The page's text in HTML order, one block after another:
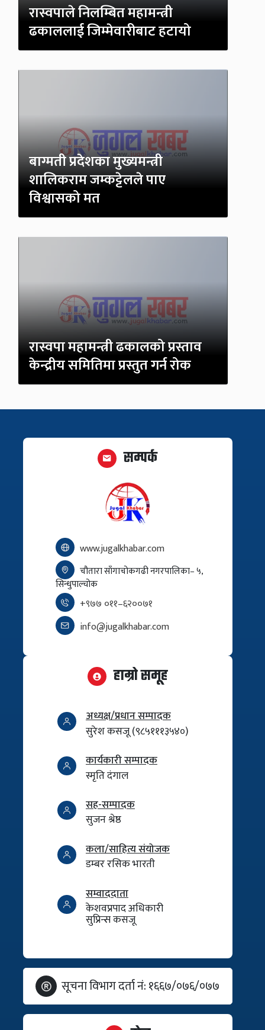
रास्वपाले निलम्बित महामन्त्री
ढकाललाई जिम्मेवारीबाट हटायो
बाग्मती प्रदेशका मुख्यमन्त्री
शालिकराम जम्कट्टेलले पाए
विश्वासको मत
रास्वपा महामन्त्री ढकालको प्रस्ताव
केन्द्रीय समितिमा प्रस्तुत गर्न रोक
सम्पर्क
www.jugalkhabar.com
चौतारा साँगाचोकगढी नगरपालिका– ५,
सिन्धुपाल्चोक
+९७७ ०११–६२००७१
info@jugalkhabar.com
हाम्रो समूह
अध्यक्ष/प्रधान सम्पादक
सुरेश कसजू (९८५१११३५४०)
कार्यकारी सम्पादक
स्मृति दंगाल
सह-सम्पादक
सुजन श्रेष्ठ
कला/साहित्य संयोजक
डम्बर रसिक भारती
सम्वाददाता
केशवप्रपाद अधिकारी
सुप्रिन्स कसजू
सूचना विभाग दर्ता नं: १६६७/०७६/०७७